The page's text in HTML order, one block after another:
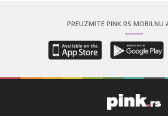
PREUZMITE PINK.RS MOBILNU